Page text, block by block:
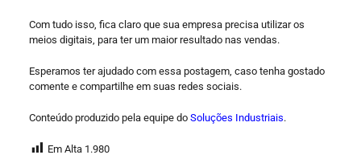
Com tudo isso, fica claro que sua empresa precisa utilizar os
meios digitais, para ter um maior resultado nas vendas.
Esperamos ter ajudado com essa postagem, caso tenha gostado
comente e compartilhe em suas redes sociais.
Conteúdo produzido pela equipe do Soluções Industriais.
Em Alta 1.980